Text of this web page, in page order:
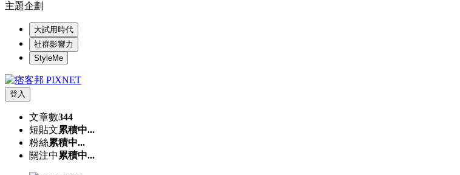
主題企劃
大試用時代
社群影響力
StyleMe
登入
文章數344
短貼文累積中...
粉絲累積中...
關注中 累積中...